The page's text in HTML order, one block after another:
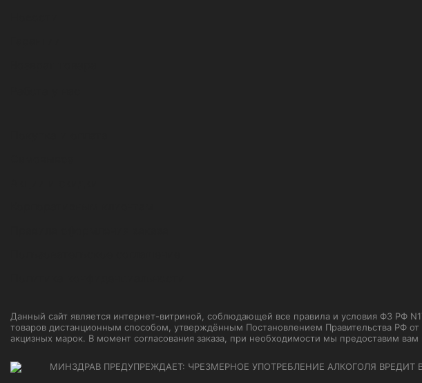
Данный сайт является интернет-витриной, соблюдающей все правила и условия ФЗ РФ
товаров дистанционным способом, утверждённым Постановлением Правительства РФ
акцизных марок. В момент согласования заказа, при необходимости мы предоставим вам
МИНЗДРАВ ПРЕДУПРЕЖДАЕТ: ЧРЕЗМЕРНОЕ УПОТРЕБЛЕНИЕ АЛКОГОЛЯ